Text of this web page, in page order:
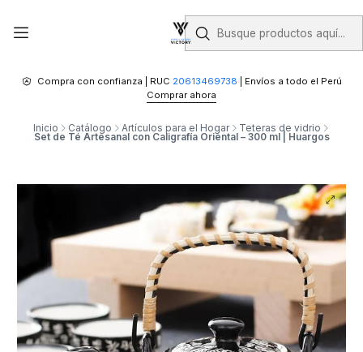
Compra con confianza | RUC 20613469738 | Envíos a todo el Perú
Comprar ahora
Inicio Catálogo Artículos para el Hogar Teteras de vidrio
Set de Té Artesanal con Caligrafía Oriental – 300 ml | Huargos